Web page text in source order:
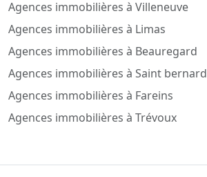
Agences immobilières à Villeneuve
Agences immobilières à Limas
Agences immobilières à Beauregard
Agences immobilières à Saint bernard
Agences immobilières à Fareins
Agences immobilières à Trévoux